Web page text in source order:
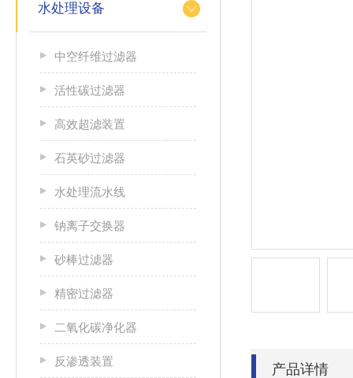
水处理设备
中空纤维过滤器
活性碳过滤器
高效超滤装置
石英砂过滤器
水处理流水线
钠离子交换器
砂棒过滤器
精密过滤器
二氧化碳净化器
反渗透装置
产品详情